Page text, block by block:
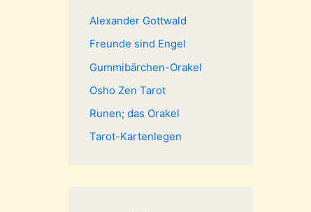
Alexander Gottwald
Freunde sind Engel
Gummibärchen-Orakel
Osho Zen Tarot
Runen; das Orakel
Tarot-Kartenlegen